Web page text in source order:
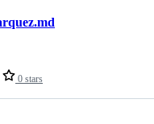
0 stars